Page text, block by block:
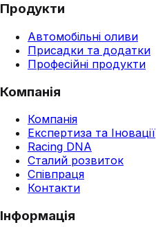
Продукти
Автомобільні оливи
Присадки та додатки
Професійні продукти
Компанія
Компанія
Експертиза та Іновації
Racing DNA
Сталий розвиток
Співпраця
Контакти
Інформація